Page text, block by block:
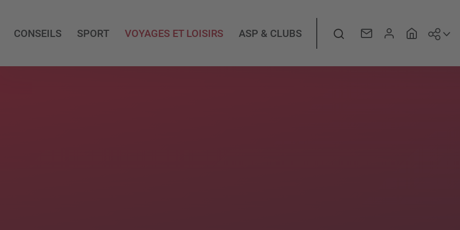
CONSEILS SPORT VOYAGES ET LOISIRS ASP & CLUBS Rechercher